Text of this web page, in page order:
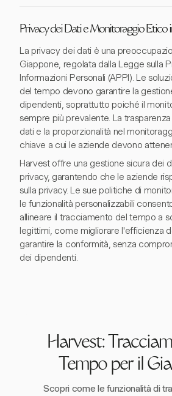
Privacy dei Dati e Monitoraggio Etico
La privacy dei dati è una
Giappone, regolata dalla Legge sulla
Informazioni Personali (APPI). Le
del tempo devono garantire la
dipendenti, soprattutto poiché il
sempre più prevalente. La
dati e la proporzionalità nel
chiave a cui le aziende devono
Harvest offre una gestione sicura dei
privacy, garantendo che le aziende
sulla privacy. Le sue politiche di
le funzionalità personalizzabili
allineare il tracciamento del tempo a
legittimi, come migliorare l'efficienza
garantire la conformità, senza
dei dipendenti.
Harvest:
Tempo per il
Scopri come le funzionalità di